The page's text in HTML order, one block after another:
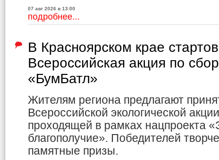
07 авг 2026 в 13:00
подробнее...
В Красноярском крае
Всероссийская акция по
«БумБатл»
Жителям региона предлагают
Всероссийской экологической
проходящей в рамках нацпроекта
благополучие». Победителей
памятные призы.